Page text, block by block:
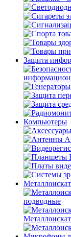
Защита
Компьютеры
подводные